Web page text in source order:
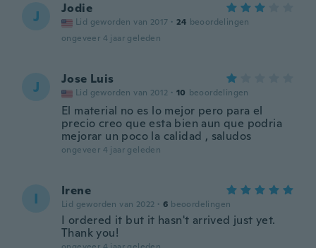
J Jodie
Lid geworden van 2017 · 24 beoordelingen
ongeveer 4 jaar geleden
J Jose Luis
Lid geworden van 2012 · 10 beoordelingen
El material no es lo mejor pero para el
precio creo que esta bien aun que podria
mejorar un poco la calidad , saludos
ongeveer 4 jaar geleden
I Irene
Lid geworden van 2022 · 6 beoordelingen
I ordered it but it hasn't arrived just yet.
Thank you!